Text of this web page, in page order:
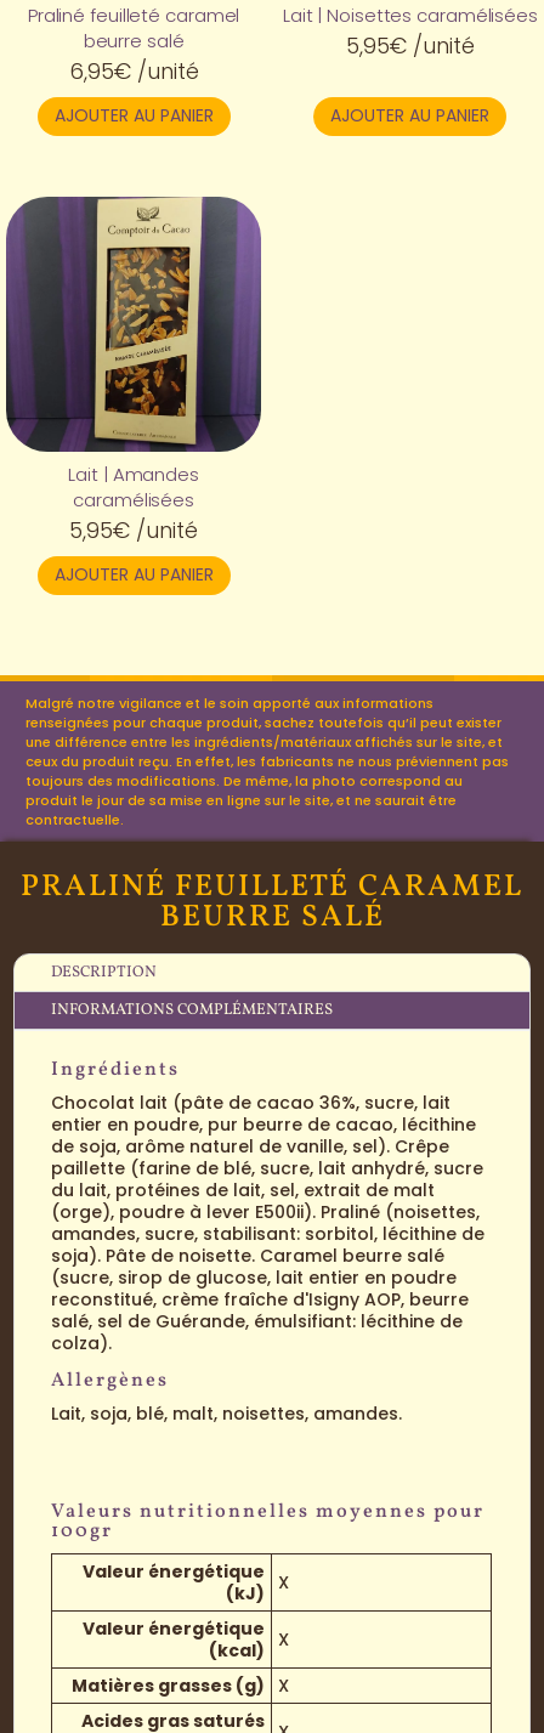
Praliné feuilleté caramel
beurre salé
6,95€ /unité
AJOUTER AU PANIER
Lait | Noisettes caramélisées
5,95€ /unité
AJOUTER AU PANIER
Lait | Amandes
caramélisées
5,95€ /unité
AJOUTER AU PANIER
Malgré notre vigilance et le soin apporté aux informations
renseignées pour chaque produit, sachez toutefois qu’il peut exister
une différence entre les ingrédients/matériaux affichés sur le site, et
ceux du produit reçu. En effet, les fabricants ne nous préviennent pas
toujours des modifications. De même, la photo correspond au
produit le jour de sa mise en ligne sur le site, et ne saurait être
contractuelle.
PRALINÉ FEUILLETÉ CARAMEL
BEURRE SALÉ
DESCRIPTION
INFORMATIONS COMPLÉMENTAIRES
Ingrédients
Chocolat lait (pâte de cacao 36%, sucre, lait
entier en poudre, pur beurre de cacao, lécithine
de soja, arôme naturel de vanille, sel). Crêpe
paillette (farine de blé, sucre, lait anhydré, sucre
du lait, protéines de lait, sel, extrait de malt
(orge), poudre à lever E500ii). Praliné (noisettes,
amandes, sucre, stabilisant: sorbitol, lécithine de
soja). Pâte de noisette. Caramel beurre salé
(sucre, sirop de glucose, lait entier en poudre
reconstitué, crème fraîche d'Isigny AOP, beurre
salé, sel de Guérande, émulsifiant: lécithine de
colza).
Allergènes
Lait, soja, blé, malt, noisettes, amandes.
Valeurs nutritionnelles moyennes pour
100gr
Valeur énergétique
(kJ)
X
Valeur énergétique
(kcal)
X
Matières grasses (g)
X
Acides gras saturés